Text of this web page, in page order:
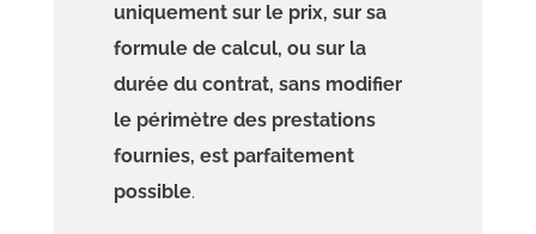
uniquement sur le prix, sur sa
formule de calcul, ou sur la
durée du contrat, sans modifier
le périmètre des prestations
fournies, est parfaitement
possible.